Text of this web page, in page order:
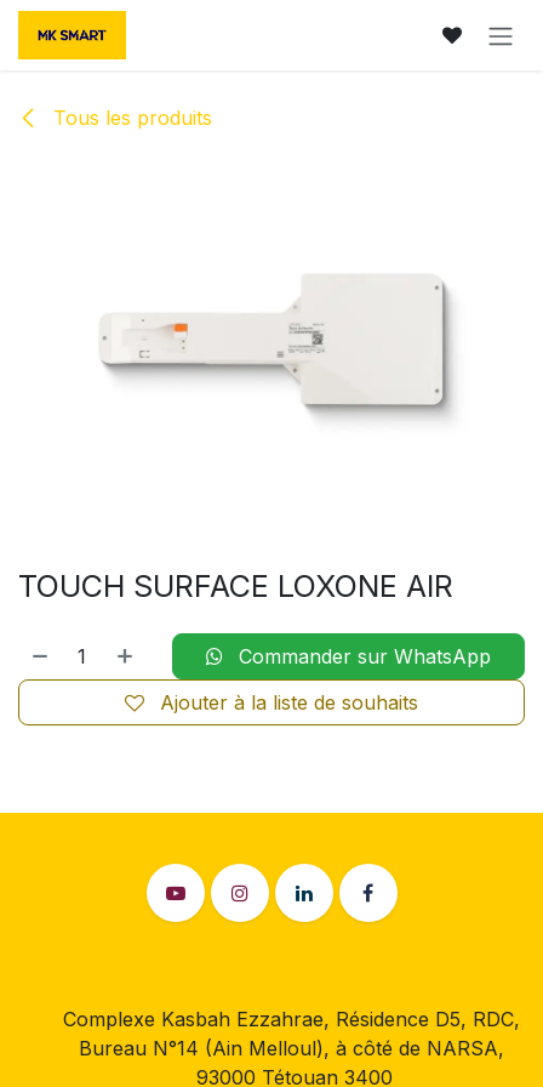
Se rendre au contenu
Tous les produits
TOUCH SURFACE LOXONE AIR
Commander sur WhatsApp
Ajouter à la liste de souhaits
Complexe Kasbah Ezzahrae, Résidence D5, RDC,
Bureau N°14 (Ain Melloul), à côté de NARSA,
93000 Tétouan 3400